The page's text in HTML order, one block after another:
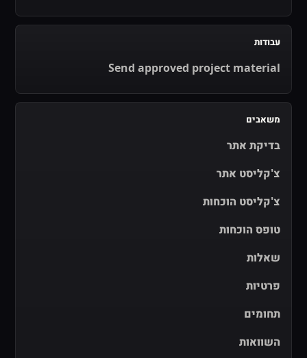
עבודות
Send approved project material
משאבים
בדיקת אתר
צ'קליסט אתר
צ'קליסט הוכחות
טופס הוכחות
שאלות
פרטיות
תחומים
השוואות